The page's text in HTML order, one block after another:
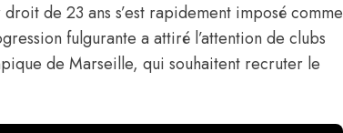
de 23 ans s’est rapidement imposé comme
fulgurante a attiré l’attention de clubs
de Marseille, qui souhaitent recruter le